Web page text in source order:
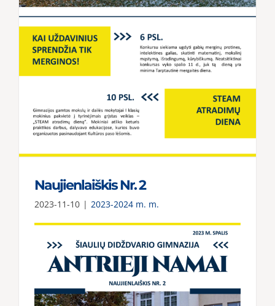
Naujienlaiškis Nr. 2
2023-11-10 | 2023-2024 m. m.